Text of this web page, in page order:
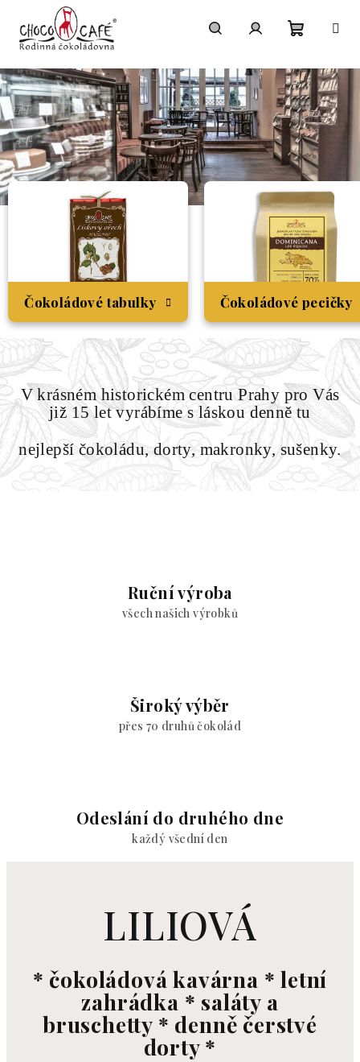
Přejít na obsah
Čokoládové pecičky
Čokoládové tabulky
V krásném historickém centru Prahy pro Vás
již 15 let vyrábíme s láskou denně tu
nejlepší čokoládu, dorty, makronky, sušenky.
Ruční výroba
všech našich výrobků
Široký výběr
přes 70 druhů čokolád
Odeslání do druhého dne
každý všední den
LILIOVÁ
* čokoládová kavárna * letní
zahrádka * saláty a
bruschetty * denně čerstvé
dorty *